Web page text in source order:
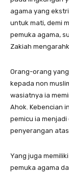
agama yang
untuk mati, demi
pemuka agama,
Zakiah
Orang-orang
kepada non
wasiatnya ia
Ahok. Kebencian
pemicu ia
penyerangan
Yang juga
pemuka agama